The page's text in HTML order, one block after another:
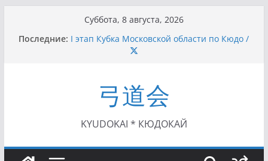
содержимому
Суббота, 8 августа, 2026
Последние: I этап Кубка Московской области по Кюдо /
Сейдокан II (27.06.2021)
II этап Кубка Московской области по Кюдо
/Сейдокан III (01.08.2021)
II Кубок Посла Японии в России по Кюдо,
Орёл (25.07.2021)
弓道会
KYUDOKAI * КЮДОКАЙ